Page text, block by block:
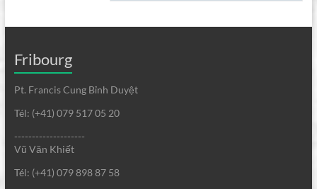
Fribourg
Pt. Francis Cung Bỉnh Duyệt
Tél: (+41) 079 517 05 20
--------------------
Vũ Văn Khiết
Tél: (+41) 079 898 87 58